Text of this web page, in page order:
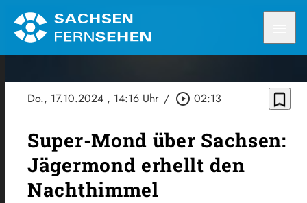
Do., 17.10.2024 , 14:16 Uhr / play_circle_outline 02:13 bookmark_border
Super-Mond über Sachsen:
Jägermond erhellt den
Nachthimmel